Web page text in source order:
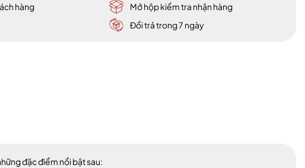
hàng
Mở hộp kiểm tra nhận hàng
Đổi trả trong 7 ngày
đặc điểm nổi bật sau: